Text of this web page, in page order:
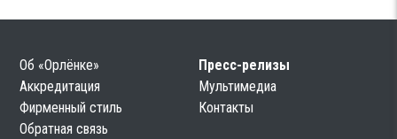
Об «Орлёнке»
Пресс-релизы
Аккредитация
Мультимедиа
Фирменный стиль
Контакты
Обратная связь